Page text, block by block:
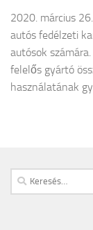
2020. március
autós fedélzeti
autósok
felelős gyártó
használatának
Keresés: